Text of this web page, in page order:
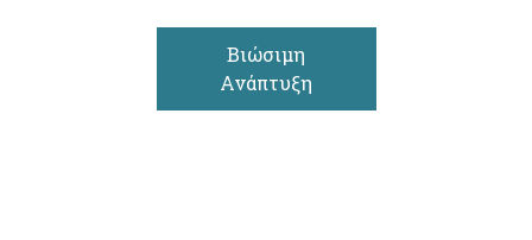
Βιώσιμη
Ανάπτυξη